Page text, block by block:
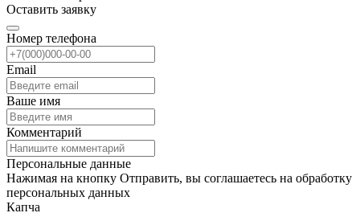
Оставить заявку
Номер телефона
Email
Ваше имя
Комментарий
Персональные данные
Нажимая на кнопку Отправить, вы соглашаетесь на обработку
персональных данных
Капча